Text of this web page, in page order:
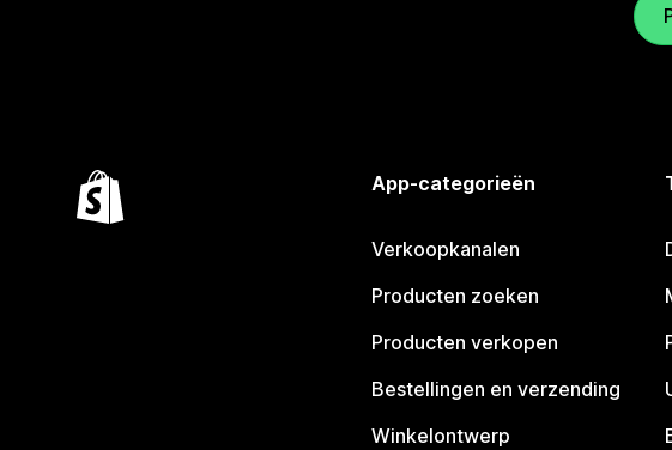
App-categorieën
Verkoopkanalen
Producten zoeken
Producten verkopen
Bestellingen en verzending
Winkelontwerp